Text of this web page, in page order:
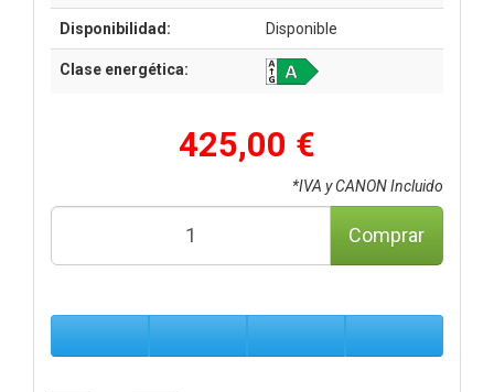
Disponibilidad: Disponible
Clase energética:
425,00 €
*IVA y CANON Incluido
Comprar